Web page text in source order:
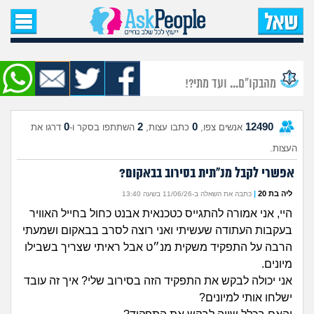
עמוד הבית
שאל שאלה
שאלות חדשות
שאלות שעוררו עניין
עצות חדשות
מה קורה כאן?
מתחם הטיפים
מדורים
מהבקו"ם... ועד מתי?!
12490 אנשים צפו, 0 כתבו עצות, 2 השתתפו בסקר ו-0 דרגו את
העצות.
אפשרי לקבל מנ״תית בסירוב בבאקום?
ליה בת 20 | כתבה את השאלה ב-11/06/26 בשעה 13:40
היי, אני אמורה להתגייס כטכנאית אבנט כחול בחייל האוויר
בעקבות העתודה שעשיתי ואני רוצה לסרב בבאקום ושמעתי
הרבה על התפקיד משקית מנ״ט אבל ראיתי שצריך בשבילו
מיונים.
אני יכולה לבקש את התפקיד הזה בסירוב שלי? איך זה עובד
ישלחו אותי למיונים?